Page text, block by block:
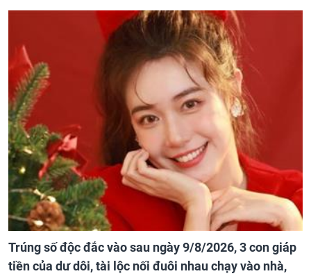
Trúng số độc đắc vào sau ngày 9/8/2026, 3 con giáp
tiền của dư dôi, tài lộc nối đuôi nhau chạy vào nhà,